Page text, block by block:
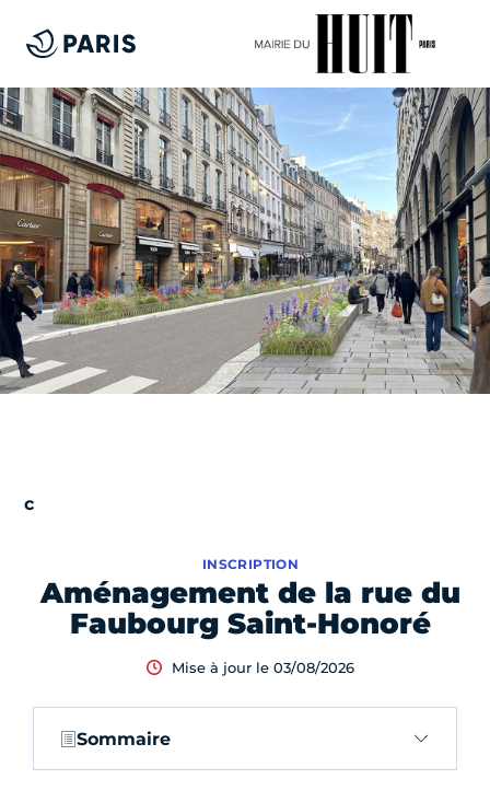
Aménagement de la rue du
Faubourg Saint-Honoré
INSCRIPTION
Mise à jour le 03/08/2026
Sommaire